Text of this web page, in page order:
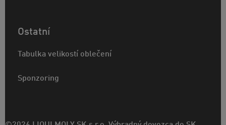
Ostatní
Tabulka velikostí oblečení
Sponzoring